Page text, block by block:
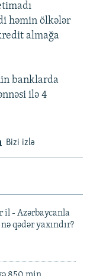
həmin ölkələr
almağa
banklarda
ilə 4
Bizi izlə
il - Azərbaycanla
qədər yaxındır?